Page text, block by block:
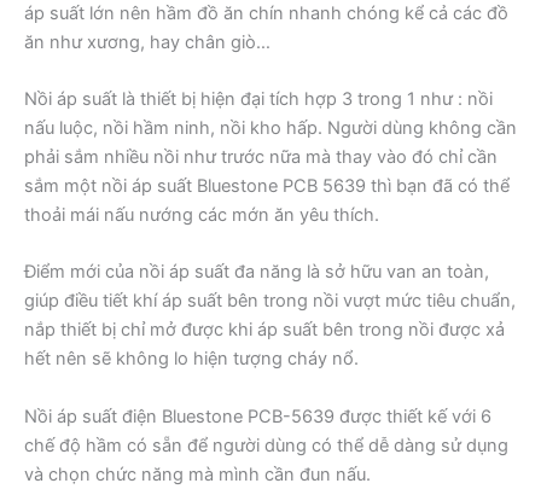
áp suất lớn nên hầm đồ ăn chín nhanh chóng kể cả các đồ
ăn như xương, hay chân giò…
Nồi áp suất là thiết bị hiện đại tích hợp 3 trong 1 như : nồi
nấu luộc, nồi hầm ninh, nồi kho hấp. Người dùng không cần
phải sắm nhiều nồi như trước nữa mà thay vào đó chỉ cần
sắm một nồi áp suất Bluestone PCB 5639 thì bạn đã có thể
thoải mái nấu nướng các mớn ăn yêu thích.
Điểm mới của nồi áp suất đa năng là sở hữu van an toàn,
giúp điều tiết khí áp suất bên trong nồi vượt mức tiêu chuẩn,
nắp thiết bị chỉ mở được khi áp suất bên trong nồi được xả
hết nên sẽ không lo hiện tượng cháy nổ.
Nồi áp suất điện Bluestone PCB-5639 được thiết kế với 6
chế độ hầm có sẵn để người dùng có thể dễ dàng sử dụng
và chọn chức năng mà mình cần đun nấu.